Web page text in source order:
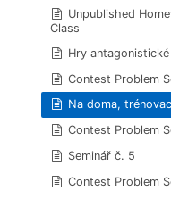
Unpublished
Class
Hry
Contest Problem
Na doma,
Contest Problem
Seminář č. 5
Contest Problem